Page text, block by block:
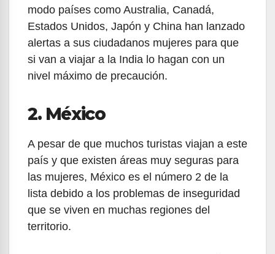
modo países como Australia, Canadá,
Estados Unidos, Japón y China han lanzado
alertas a sus ciudadanos mujeres para que
si van a viajar a la India lo hagan con un
nivel máximo de precaución.
2. México
A pesar de que muchos turistas viajan a este
país y que existen áreas muy seguras para
las mujeres, México es el número 2 de la
lista debido a los problemas de inseguridad
que se viven en muchas regiones del
territorio.